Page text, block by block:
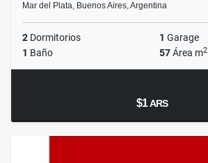
Mar del Plata, Buenos Aires, Argentina
2 Dormitorios 1 Garage
1 Baño 57Área m2
$1ARS